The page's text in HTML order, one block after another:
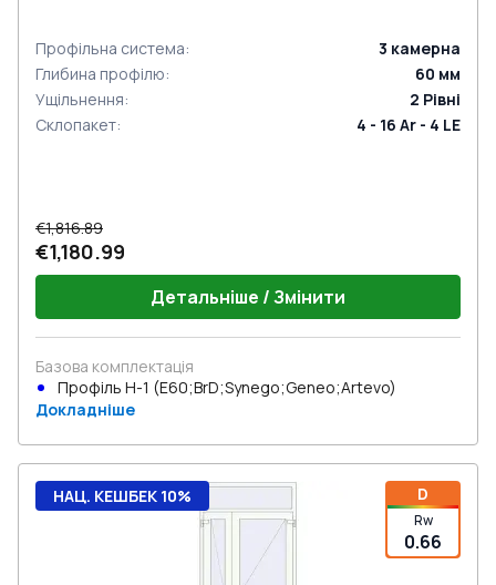
Профільна система: 3 камерна
Глибина профілю: 60 мм
Ущільнення: 2 Рівні
Склопакет: 4 - 16 Ar - 4 LE
€1,816.89
€1,180.99
Детальніше / Змінити
Базова комплектація
Профіль Н-1 (E60;BrD;Synego;Geneo;Artevo)
Докладніше
D
Rw
0.66
НАЦ. КЕШБЕК 10%